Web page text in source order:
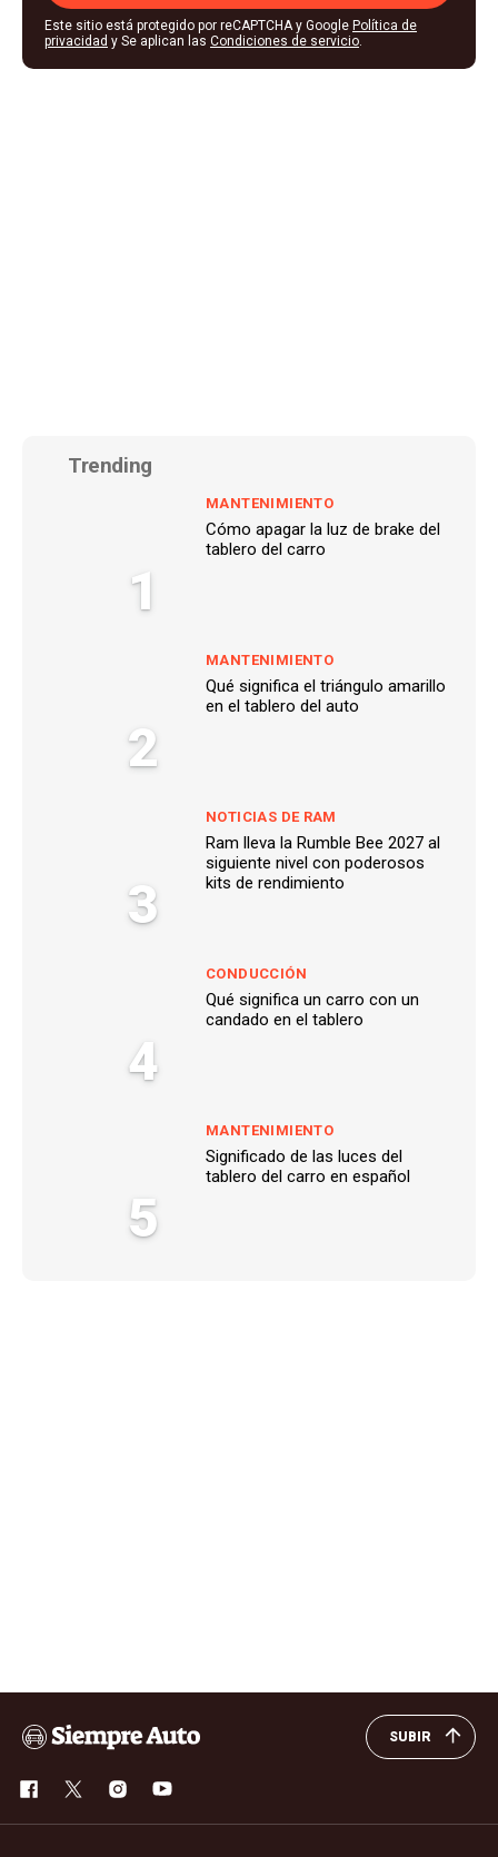
Este sitio está protegido por reCAPTCHA y Google Política de
privacidad y Se aplican las Condiciones de servicio
Trending
1
MANTENIMIENTO
Cómo apagar la luz de brake del
tablero del carro
2
MANTENIMIENTO
Qué significa el triángulo amarillo
en el tablero del auto
3
NOTICIAS DE RAM
Ram lleva la Rumble Bee 2027 al
siguiente nivel con poderosos
kits de rendimiento
4
CONDUCCIÓN
Qué significa un carro con un
candado en el tablero
5
MANTENIMIENTO
Significado de las luces del
tablero del carro en español
SUBIR